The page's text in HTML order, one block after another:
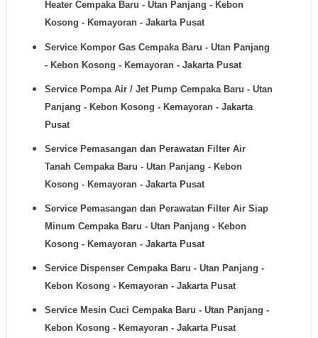
Heater Cempaka Baru - Utan Panjang - Kebon
Kosong - Kemayoran - Jakarta Pusat
Service Kompor Gas Cempaka Baru - Utan Panjang
- Kebon Kosong - Kemayoran - Jakarta Pusat
Service Pompa Air / Jet Pump Cempaka Baru - Utan
Panjang - Kebon Kosong - Kemayoran - Jakarta
Pusat
Service Pemasangan dan Perawatan Filter Air
Tanah Cempaka Baru - Utan Panjang - Kebon
Kosong - Kemayoran - Jakarta Pusat
Service Pemasangan dan Perawatan Filter Air Siap
Minum Cempaka Baru - Utan Panjang - Kebon
Kosong - Kemayoran - Jakarta Pusat
Service Dispenser Cempaka Baru - Utan Panjang -
Kebon Kosong - Kemayoran - Jakarta Pusat
Service Mesin Cuci Cempaka Baru - Utan Panjang -
Kebon Kosong - Kemayoran - Jakarta Pusat